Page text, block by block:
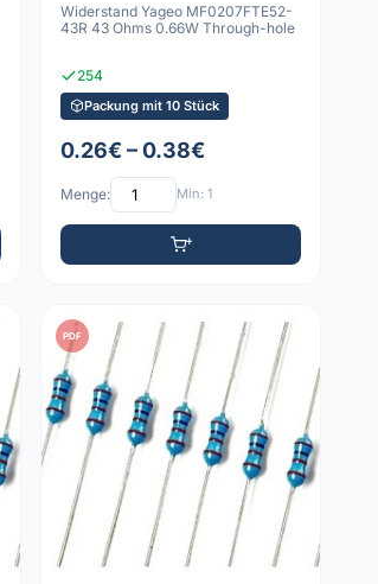
Widerstand Yageo MF0207FTE52-
43R 43 Ohms 0.66W Through-hole
254
Packung mit 10 Stück
0.26€ – 0.38€
Menge: Min: 1
PDF